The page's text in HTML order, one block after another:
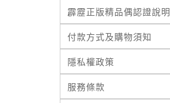
霹靂正版精品偶認證說明
付款方式及購物須知
隱私權政策
服務條款